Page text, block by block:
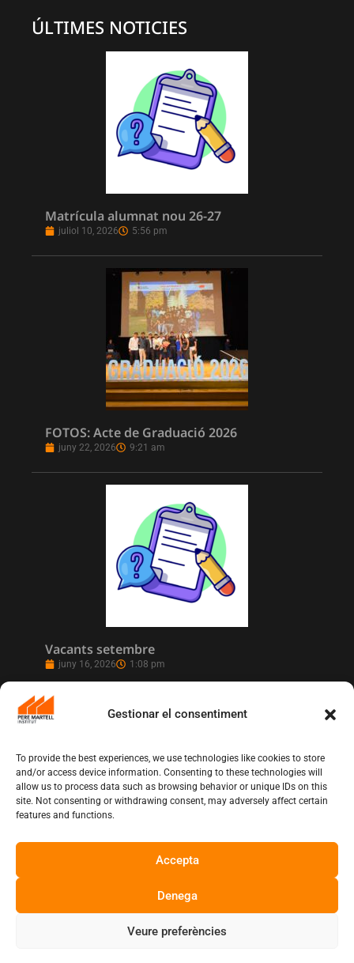
Gestionar el consentiment
To provide the best experiences, we use technologies like cookies to store
and/or access device information. Consenting to these technologies will
allow us to process data such as browsing behavior or unique IDs on this
site. Not consenting or withdrawing consent, may adversely affect certain
features and functions.
Accepta
Denega
Veure preferències
ÚLTIMES NOTICIES
Matrícula alumnat nou 26-27
juliol 10, 2026 5:56 pm
FOTOS: Acte de Graduació 2026
juny 22, 2026 9:21 am
Vacants setembre
juny 16, 2026 1:08 pm
L’Institut Pere Martell executa un projecte
10:13 am
Copyright © Institut Pere Martell